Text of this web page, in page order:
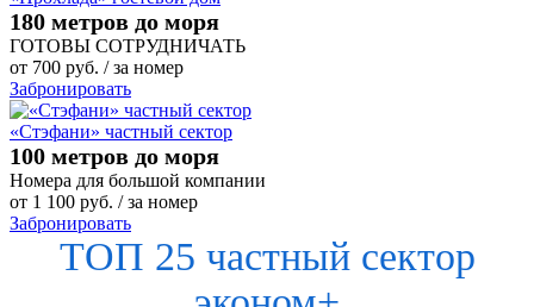
180 метров до моря
ГОТОВЫ СОТРУДНИЧАТЬ
от 700 руб. / за номер
Забронировать
«Стэфани» частный сектор
100 метров до моря
Номера для большой компании
от 1 100 руб. / за номер
Забронировать
ТОП 25 частный сектор